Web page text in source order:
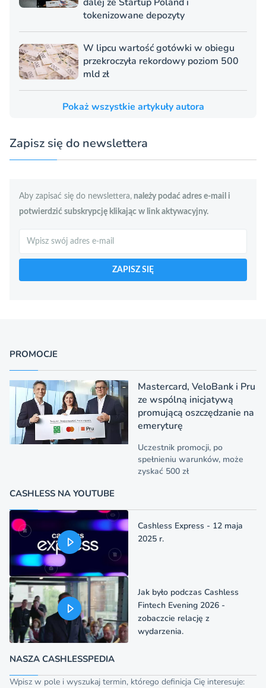
tokenizowane depozyty
W lipcu wartość gotówki w obiegu
przekroczyła rekordowy poziom 500
mld zł
Pokaż wszystkie artykuły autora
Zapisz się do newslettera
Aby zapisać się do newslettera, należy podać adres e-mail i
potwierdzić subskrypcję klikając w link aktywacyjny.
ZAPISZ SIĘ
PROMOCJE
Mastercard, VeloBank i Pru
ze wspólną inicjatywą
promującą oszczędzanie na
emeryturę
Uczestnik promocji, po
spełnieniu warunków, może
zyskać 500 zł
CASHLESS NA YOUTUBE
Cashless Express - 12 maja
2025 r.
Jak było podczas Cashless
Fintech Evening 2026 -
zobaczcie relację z
wydarzenia.
NASZA CASHLESSPEDIA
Wpisz w pole i wyszukaj termin, którego definicja Cię interesuje: